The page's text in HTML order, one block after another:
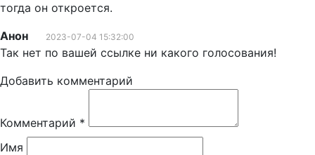
тогда он откроется.
Анон
2023-07-04 15:32:00
Так нет по вашей ссылке ни какого голосования!
Добавить комментарий
Комментарий *
Имя